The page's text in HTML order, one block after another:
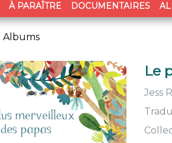
À PARAÎTRE DOCUMENTAIRES
Albums
Le
Jess